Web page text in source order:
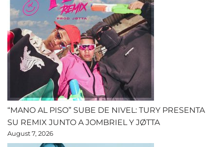
“MANO AL PISO” SUBE DE NIVEL: TURY PRESENTA
SU REMIX JUNTO A JOMBRIEL Y JØTTA
August 7, 2026